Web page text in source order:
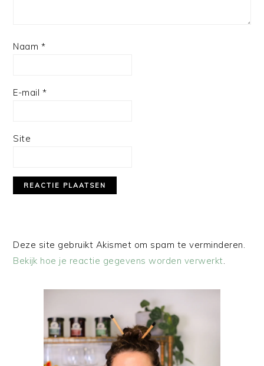
Naam *
E-mail *
Site
Deze site gebruikt Akismet om spam te verminderen.
Bekijk hoe je reactie gegevens worden verwerkt.